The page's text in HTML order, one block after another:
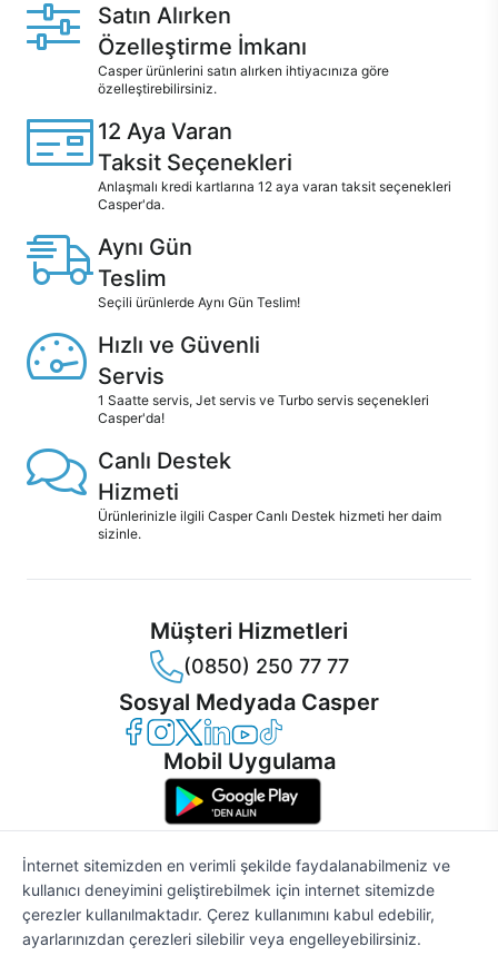
Satın Alırken
Özelleştirme İmkanı
Casper ürünlerini satın alırken ihtiyacınıza göre
özelleştirebilirsiniz.
12 Aya Varan
Taksit Seçenekleri
Anlaşmalı kredi kartlarına 12 aya varan taksit seçenekleri
Casper'da.
Aynı Gün
Teslim
Seçili ürünlerde Aynı Gün Teslim!
Hızlı ve Güvenli
Servis
1 Saatte servis, Jet servis ve Turbo servis seçenekleri
Casper'da!
Canlı Destek
Hizmeti
Ürünlerinizle ilgili Casper Canlı Destek hizmeti her daim
sizinle.
Müşteri Hizmetleri
(0850) 250 77 77
Sosyal Medyada Casper
Casper Facebook
Casper Instagram
Casper Twitter
Casper LinkedIn
Casper YouTube
Casper TikTok
Mobil Uygulama
© 2021 - 2026 Casper Bilgisayar Sistemleri A.Ş. Tüm Hakları Saklıdır
KVKK
Çerez Politikası
İnternet sitemizden en verimli şekilde faydalanabilmeniz ve
kullanıcı deneyimini geliştirebilmek için internet sitemizde
çerezler kullanılmaktadır. Çerez kullanımını kabul edebilir,
ayarlarınızdan çerezleri silebilir veya engelleyebilirsiniz.